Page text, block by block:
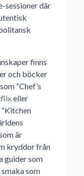
sessioner där
finns
och böcker
“Chef’s
eller
är
kryddor från
guider som
som